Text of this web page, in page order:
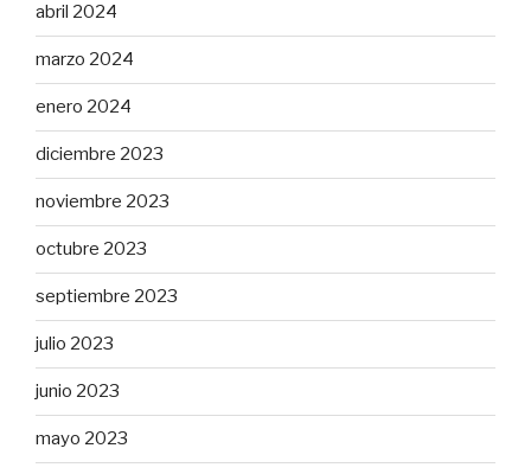
abril 2024
marzo 2024
enero 2024
diciembre 2023
noviembre 2023
octubre 2023
septiembre 2023
julio 2023
junio 2023
mayo 2023